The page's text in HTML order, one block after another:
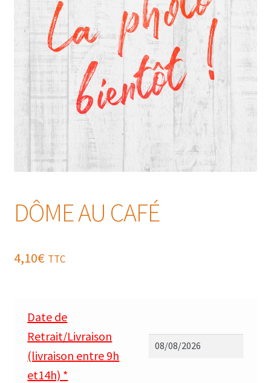
DÔME AU CAFÉ
4,10€ TTC
Date de
Retrait/Livraison
(livraison entre 9h
et14h) *